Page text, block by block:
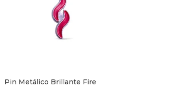
Pin Metálico Brillante Fire